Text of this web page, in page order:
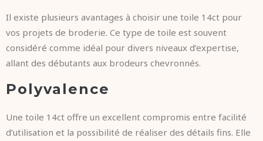
Il existe plusieurs avantages à choisir une toile 14ct pour
vos projets de broderie. Ce type de toile est souvent
considéré comme idéal pour divers niveaux d’expertise,
allant des débutants aux brodeurs chevronnés.
Polyvalence
Une toile 14ct offre un excellent compromis entre facilité
d’utilisation et la possibilité de réaliser des détails fins. Elle